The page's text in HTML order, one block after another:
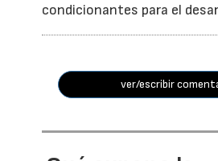
condicionantes para el
ver/escribir